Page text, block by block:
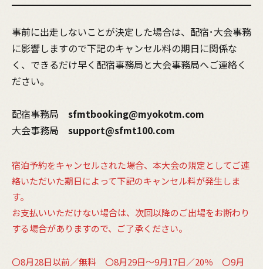
事前に出走しないことが決定した場合は、配宿･大会事務
に影響しますので下記のキャンセル料の期日に関係な
く、できるだけ早く配宿事務局と大会事務局へご連絡く
ださい。
配宿事務局 sfmtbooking@myokotm.com
大会事務局 support@sfmt100.com
宿泊予約をキャンセルされた場合、本大会の規定としてご連
絡いただいた期日によって下記のキャンセル料が発生しま
す。
お支払いいただけない場合は、次回以降のご出場をお断わり
する場合がありますので、ご了承ください。
〇8月28日以前／無料 〇8月29日～9月17日／20％ 〇9月